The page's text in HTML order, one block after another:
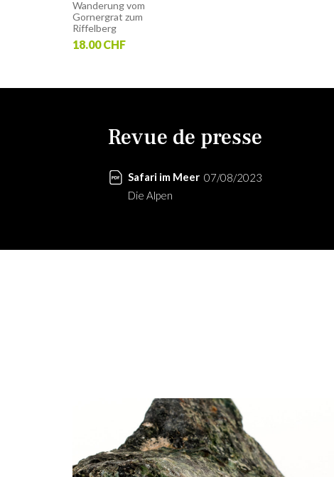
Wanderung vom
Gornergrat zum
Riffelberg
18.00 CHF
Revue de presse
Safari im Meer 07/08/2023
Die Alpen